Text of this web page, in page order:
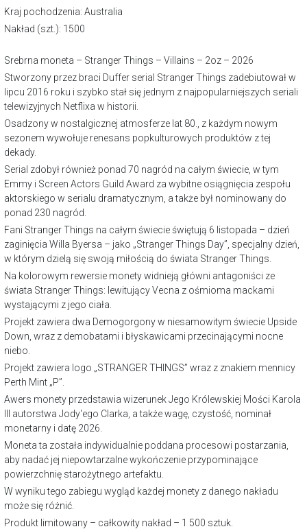
Kraj pochodzenia: Australia
Nakład (szt.): 1500
Srebrna moneta – Stranger Things – Villains – 2oz – 2026
Stworzony przez braci Duffer serial Stranger Things zadebiutował w
lipcu 2016 roku i szybko stał się jednym z najpopularniejszych seriali
telewizyjnych Netflixa w historii.
Osadzony w nostalgicznej atmosferze lat 80., z każdym nowym
sezonem wywołuje renesans popkulturowych produktów z tej
dekady.
Serial zdobył również ponad 70 nagród na całym świecie, w tym
Emmy i Screen Actors Guild Award za wybitne osiągnięcia zespołu
aktorskiego w serialu dramatycznym, a także był nominowany do
ponad 230 nagród.
Fani Stranger Things na całym świecie świętują 6 listopada – dzień
zaginięcia Willa Byersa – jako „Stranger Things Day”, specjalny dzień,
w którym dzielą się swoją miłością do świata Stranger Things.
Na kolorowym rewersie monety widnieją główni antagoniści ze
świata Stranger Things: lewitujący Vecna z ośmioma mackami
wystającymi z jego ciała.
Projekt zawiera dwa Demogorgony w niesamowitym świecie Upside
Down, wraz z demobatami i błyskawicami przecinającymi nocne
niebo.
Projekt zawiera logo „STRANGER THINGS” wraz z znakiem mennicy
Perth Mint „P”.
Awers monety przedstawia wizerunek Jego Królewskiej Mości Karola
III autorstwa Jody'ego Clarka, a także wagę, czystość, nominał
monetarny i datę 2026.
Moneta ta została indywidualnie poddana procesowi postarzania,
aby nadać jej niepowtarzalne wykończenie przypominające
powierzchnię starożytnego artefaktu.
W wyniku tego zabiegu wygląd każdej monety z danego nakładu
może się różnić.
Produkt limitowany – całkowity nakład – 1 500 sztuk.